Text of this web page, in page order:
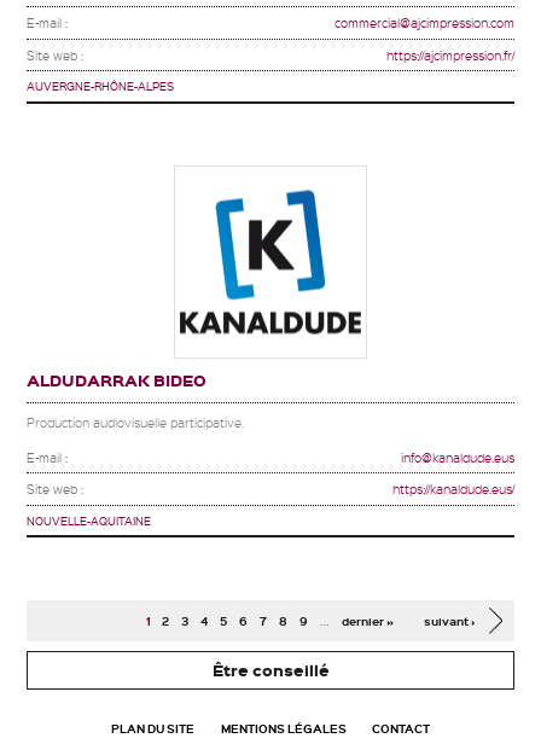
E-mail : commercial@ajcimpression.com
Site web : https://ajcimpression.fr/
AUVERGNE-RHÔNE-ALPES
ALDUDARRAK BIDEO
Production audiovisuelle participative.
E-mail : info@kanaldude.eus
Site web : https://kanaldude.eus/
NOUVELLE-AQUITAINE
1 2 3 4 5 6 7 8 9 … suivant ›
dernier »
Être conseillé
PLAN DU SITE MENTIONS LÉGALES CONTACT